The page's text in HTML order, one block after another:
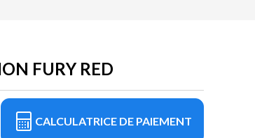
FURY RED
CALCULATRICE DE PAIEMENT